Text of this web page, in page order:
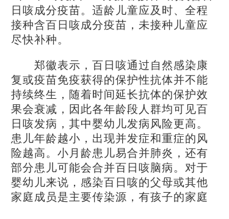
日咳成分疫苗。适龄儿童应及时、全程
接种含百日咳成分疫苗，未接种儿童应
尽快补种。
郑徽表示，百日咳通过自然感染康
复或疫苗免疫获得的保护性抗体并不能
持续终生，随着时间延长抗体的保护效
果会衰减，因此各年龄段人群均可见百
日咳发病，其中婴幼儿发病风险更高。
患儿年龄越小，出现并发症和重症的风
险越高。小月龄患儿易合并肺炎，还有
部分患儿可能会合并百日咳脑病。对于
婴幼儿来说，感染百日咳的父母或其他
家庭成员是主要传染源，有孩子的家庭